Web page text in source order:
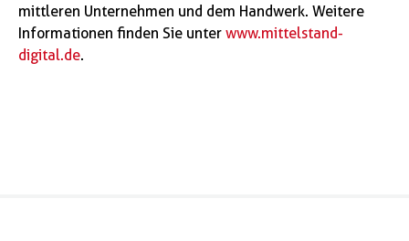
mittleren Unternehmen und dem Handwerk. Weitere
Informationen finden Sie unter www.mittelstand-
digital.de.